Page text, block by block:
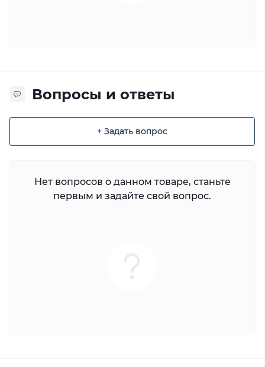
Вопросы и ответы
+ Задать вопрос
Нет вопросов о данном товаре, станьте
первым и задайте свой вопрос.